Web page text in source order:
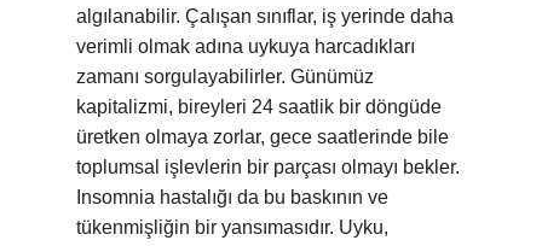
algılanabilir. Çalışan sınıflar, iş yerinde daha
verimli olmak adına uykuya harcadıkları
zamanı sorgulayabilirler. Günümüz
kapitalizmi, bireyleri 24 saatlik bir döngüde
üretken olmaya zorlar, gece saatlerinde bile
toplumsal işlevlerin bir parçası olmayı bekler.
Insomnia hastalığı da bu baskının ve
tükenmişliğin bir yansımasıdır. Uyku,